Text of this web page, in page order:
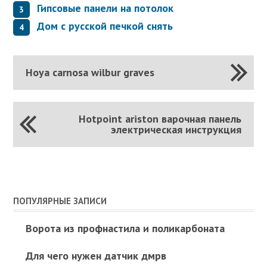
Гипсовые панели на потолок
Дом с русской печкой снять
Hoya carnosa wilbur graves
Hotpoint ariston варочная панель
электрическая инструкция
ПОПУЛЯРНЫЕ ЗАПИСИ
Ворота из профнастила и поликарбоната
Для чего нужен датчик дмрв